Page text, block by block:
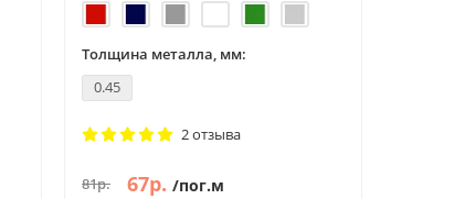
Толщина металла, мм:
0.45
2 отзыва
81р. 67р. /пог.м